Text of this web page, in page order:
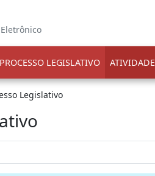
PROCESSO LEGISLATIVO
Legislativo